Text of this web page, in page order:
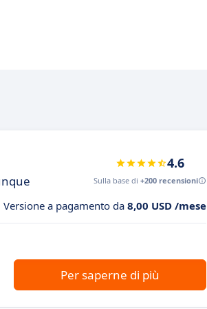
4.6
Sulla base di +200 recensioni
Versione a pagamento da 8,00 USD /mese
Per saperne di più